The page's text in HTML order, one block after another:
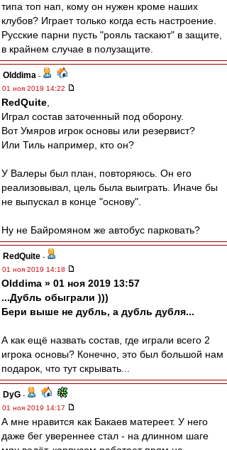
типа топ нап, кому он нужен кроме наших
клубов? Играет только когда есть настроение.
Русские парни пусть "рояль таскают" в защите,
в крайнем случае в полузащите.
Olddima -
01 ноя 2019 14:22
RedQuite
Играл состав заточенный под оборону.
Вот Умяров игрок основы или резервист?
Или Тиль например, кто он?
У Валеры был план, повторяюсь. Он его
реализовывал, цель была выиграть. Иначе бы
не выпускал в конце "основу".
Ну не Байромяном же автобус парковать?
RedQuite -
01 ноя 2019 14:18
Olddima » 01 ноя 2019 13:57
...Дубль обыграли )))
Бери выше не дубль, а дубль дубля...
А как ещё назвать состав, где играли всего 2
игрока основы? Конечно, это был большой нам
подарок, что тут скрывать...
DyG -
01 ноя 2019 14:17
А мне нравится как Бакаев матереет. У него
даже бег увереннее стал - на длинном шаге